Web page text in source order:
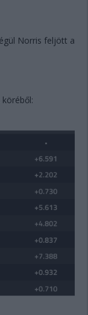
Norris feljött a